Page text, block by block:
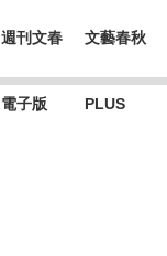
週刊文春
電子版
文藝春秋
PLUS